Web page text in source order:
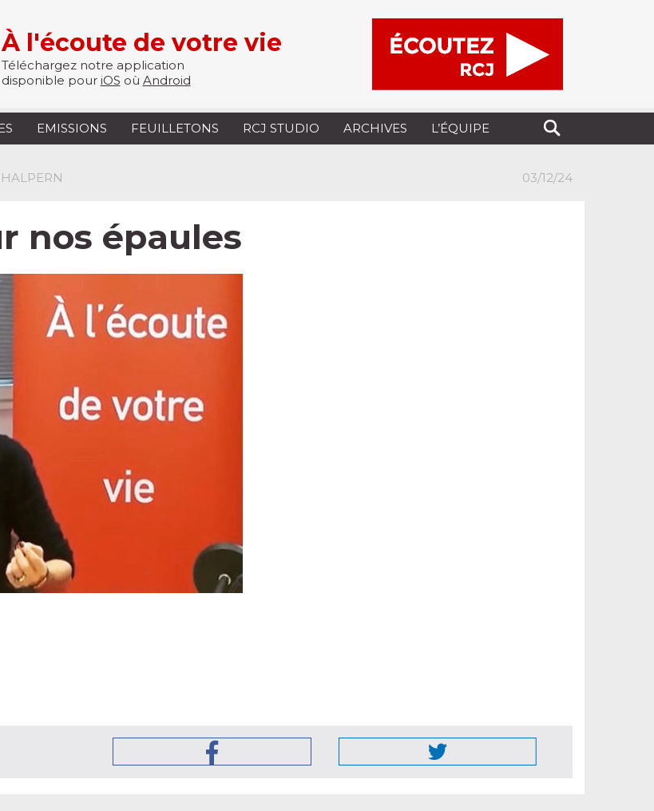
À l'écoute de votre vie
Téléchargez notre application
disponible pour iOS où Android
EMISSIONS FEUILLETONS RCJ STUDIO ARCHIVES L’ÉQUIPE
03/12/24
nos épaules